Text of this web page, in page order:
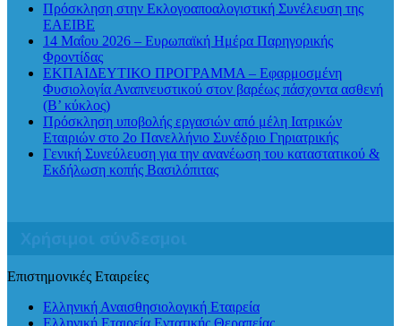
Πρόσκληση στην Εκλογοαποαλογιστική Συνέλευση της
ΕΑΕΙΒΕ
14 Μαΐου 2026 – Ευρωπαϊκή Ημέρα Παρηγορικής
Φροντίδας
ΕΚΠΑΙΔΕΥΤΙΚΟ ΠΡΟΓΡΑΜΜΑ – Εφαρμοσμένη
Φυσιολογία Αναπνευστικού στον βαρέως πάσχοντα ασθενή
(Β’ κύκλος)
Πρόσκληση υποβολής εργασιών από μέλη Ιατρικών
Εταιριών στο 2ο Πανελλήνιο Συνέδριο Γηριατρικής
Γενική Συνεύλευση για την ανανέωση του καταστατικού &
Εκδήλωση κοπής Βασιλόπιτας
Επιστημονικές Εταιρείες
Ελληνική Αναισθησιολογική Εταιρεία
Ελληνική Εταιρεία Εντατικής Θεραπείας